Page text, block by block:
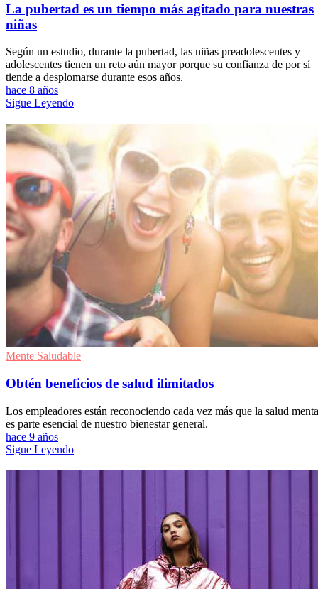
La pubertad es un tiempo más agitado para nuestras
niñas
Según un estudio, durante la pubertad, las niñas preadolescentes y
adolescentes tienen un reto aún mayor porque su confianza de por sí
tiende a desplomarse durante esos años.
hace 8 años
Sigue Leyendo
Mente Saludable
Obtén beneficios de salud ilimitados
Los empleadores están reconociendo cada vez más que la salud
es parte esencial de nuestro bienestar general.
hace 9 años
Sigue Leyendo